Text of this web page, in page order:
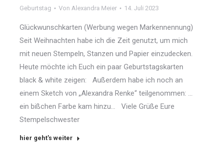
Geburtstag Von Alexandra Meier 14. Juli 2023
Glückwunschkarten (Werbung wegen Markennennung)
Seit Weihnachten habe ich die Zeit genutzt, um mich
mit neuen Stempeln, Stanzen und Papier einzudecken.
Heute möchte ich Euch ein paar Geburtstagskarten
black & white zeigen: Außerdem habe ich noch an
einem Sketch von „Alexandra Renke“ teilgenommen: …
ein bißchen Farbe kam hinzu… Viele Grüße Eure
Stempelschwester
hier geht's weiter